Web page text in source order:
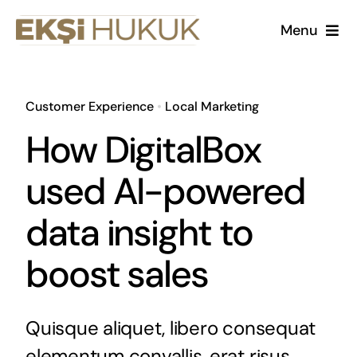
Skip
Menu
Makaleler
Customer Experience• Local Marketing
How DigitalBox
used AI-powered
data insight to
boost sales
Quisque aliquet, libero consequat